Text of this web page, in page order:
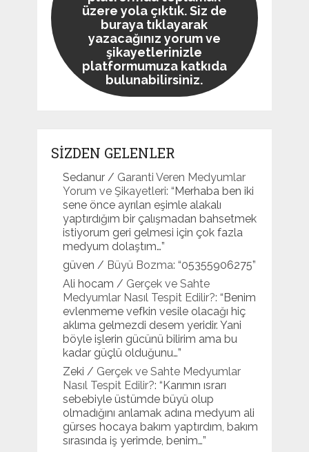
üzere yola çıktık. Siz de
buraya tıklayarak
yazacağınız yorum ve
şikayetlerinizle
platformumuza katkıda
bulunabilirsiniz.
SİZDEN GELENLER
Sedanur/ Garanti Veren Medyumlar
Yorum ve Şikayetleri: “ Merhaba ben iki
sene önce ayrılan eşimle alakalı
yaptırdığım bir çalışmadan bahsetmek
istiyorum geri gelmesi için çok fazla
medyum dolaştım…”
güven / Büyü Bozma: “05355906275”
Ali hocam / Gerçek ve Sahte
Medyumlar Nasıl Tespit Edilir?: “ Benim
evlenmeme vefkin vesile olacağı hiç
aklıma gelmezdi desem yeridir. Yani
böyle işlerin gücünü bilirim ama bu
kadar güçlü olduğunu…”
Zeki / Gerçek ve Sahte Medyumlar
Nasıl Tespit Edilir?: “ Karımın ısrarı
sebebiyle üstümde büyü olup
olmadığını anlamak adına medyum ali
gürses hocaya bakım yaptırdım, bakım
sırasında iş yerimde, benim…”